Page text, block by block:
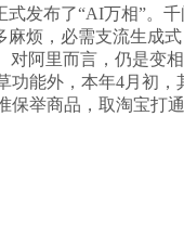
发布了“AI万相”。
烦，必需支流生成
阿里而言，仍是
能外，本年4月初
举商品，取淘宝